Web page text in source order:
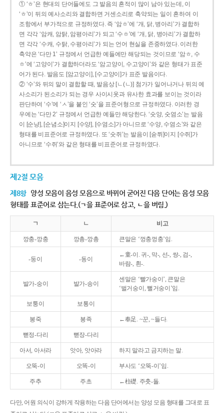
① ‘ㅎ’은 현대의 단어들에도 그 발음의 흔적이 많이 남아 있는데, 이
‘ㅎ’이 뒤의 예사소리와 결합하면 거센소리로 축약되는 일이 흔하여 이
조항에서 부가적으로 규정하였다. 즉 ‘암ㅎ’에 ‘개, 닭, 병아리’가 결합하
면 각각 ‘암캐, 암탉, 암평아리’가 되고 ‘수ㅎ’에 ‘개, 닭, 병아리’가 결합하
면 각각 ‘수캐, 수탉, 수평아리’가 되는 언어 현실을 존중하였다. 이러한
축약은 ‘다만 1’ 규정에서 언급한 예들에만 해당되는 것이므로 ‘암ㅎ, 수
ㅎ’에 ‘고양이’가 결합하더라도 ‘암고양이, 수고양이’와 같은 형태가 표준
어가 된다. 발음도 [암고양이], [수고양이]가 표준 발음이다.
② ‘수’와 뒤의 말이 결합할 때, 발음상 [ㄴ(ㄴ)] 첨가가 일어나거나 뒤의 예
사소리가 된소리가 되는 경우 사이시옷과 유사한 효과를 보이는 것이라
판단하여 ‘수’에 ‘ㅅ’을 붙인 ‘숫’을 표준어형으로 규정하였다. 이러한 경
우에는 ‘다만 2’ 규정에서 언급한 예들만 해당한다. ‘숫양, 숫염소’는 발음
이 [순냥], [순념소]이지 [수양], [수염소]가 아니므로 ‘수양, 수염소’와 같은
형태를 비표준어로 규정하였다. 또 ‘숫쥐’는 발음이 [숟쮜]이지 [수쥐]가
아니므로 ‘수쥐’와 같은 형태를 비표준어로 규정하였다.
제2절 모음
제8항 양성 모음이 음성 모음으로 바뀌어 굳어진 다음 단어는 음성 모음
형태를 표준어로 삼는다.(ㄱ을 표준어로 삼고, ㄴ을 버림.)
ㄱ ㄴ 비고
깡충-깡충 깡총-깡총 큰말은 ‘껑충껑충’임.
-둥이 -동이
←童-이. 귀-, 막-, 선-, 쌍-, 검-,
바람-, 흰-.
발가-숭이 발가-송이
센말은 ‘빨가숭이’, 큰말은
‘벌거숭이, 뻘거숭이’임.
보퉁이 보통이
봉죽 봉족 ←奉足. ~꾼, ~들다.
뻗정-다리 뻗장-다리
아서, 아서라 앗아, 앗아라 하지 말라고 금지하는 말.
오뚝-이 오똑-이 부사도 ‘오뚝-이’임.
주추 주초 ←柱礎. 주춧-돌.
다만, 어원 의식이 강하게 작용하는 다음 단어에서는 양성 모음 형태를 그대로 표